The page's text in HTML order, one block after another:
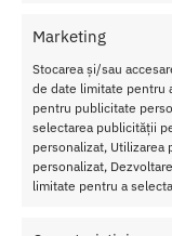
Marketing
Stocarea și/sau
de date limitate pentru
pentru publicitate
selectarea publicității
personalizat,
personalizat,
limitate pentru a
Adaugă în coș